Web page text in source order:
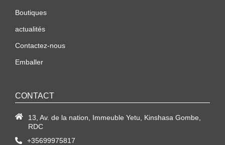
Boutiques
actualités
Contactez-nous
Emballer
CONTACT
13, Av. de la nation, Immeuble Yetu, Kinshasa Gombe,
RDC
+35699975817